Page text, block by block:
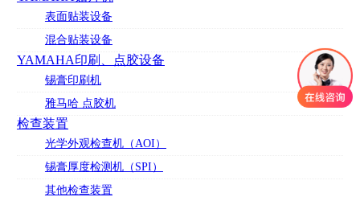
表面贴装设备
混合贴装设备
YAMAHA印刷、点胶设备
锡膏印刷机
雅马哈 点胶机
检查装置
光学外观检查机（AOI）
锡膏厚度检测机（SPI）
其他检查装置